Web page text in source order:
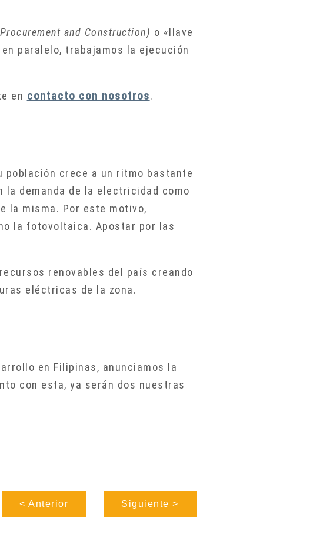
and Construction) o «llave
paralelo, trabajamos la ejecución
en contacto con nosotros.
población crece a un ritmo bastante
demanda de la electricidad como
la misma. Por este motivo,
la fotovoltaica. Apostar por las
renovables del país creando
eléctricas de la zona.
en Filipinas, anunciamos la
con esta, ya serán dos nuestras
< Anterior Siguiente >